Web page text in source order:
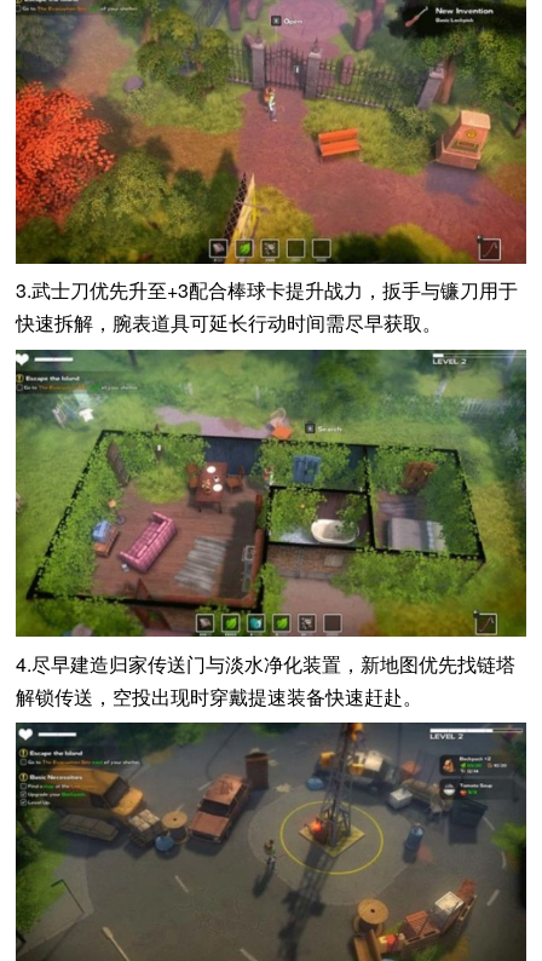
3.武士刀优先升至+3配合棒球卡提升战力，扳手与镰刀用于
快速拆解，腕表道具可延长行动时间需尽早获取。
4.尽早建造归家传送门与淡水净化装置，新地图优先找链塔
解锁传送，空投出现时穿戴提速装备快速赶赴。